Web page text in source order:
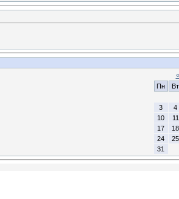
«
Пн
Вт
3
4
10
11
17
18
24
25
31